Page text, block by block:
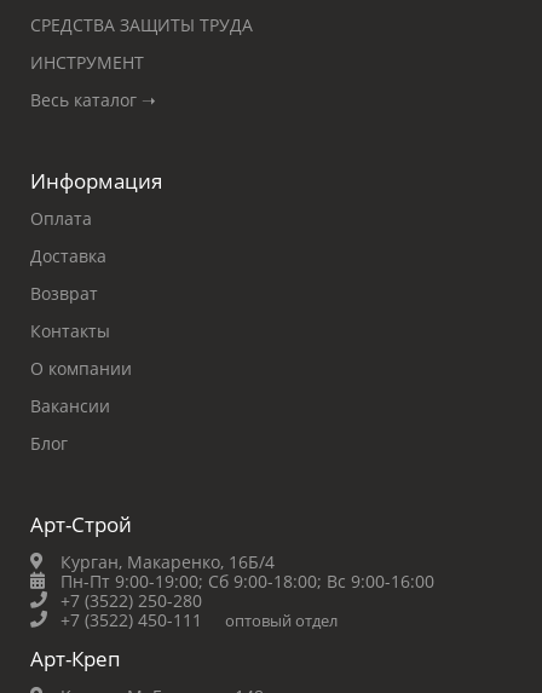
СРЕДСТВА ЗАЩИТЫ ТРУДА
ИНСТРУМЕНТ
Весь каталог ➝
Информация
Оплата
Доставка
Возврат
Контакты
О компании
Вакансии
Блог
Арт-Строй
Курган, Макаренко, 16Б/4
Пн-Пт 9:00-19:00; Сб 9:00-18:00; Вс 9:00-16:00
+7 (3522) 250-280
+7 (3522) 450-111
оптовый отдел
Арт-Креп